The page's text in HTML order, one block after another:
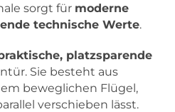
sorgt für moderne
technische Werte.
platzsparende
Sie besteht aus
beweglichen Flügel,
verschieben lässt.